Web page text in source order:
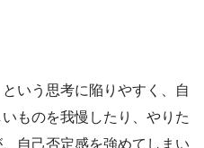
いう思考に陥りやすく、自
ものを我慢したり、やりた
自己否定感を強めてしまい